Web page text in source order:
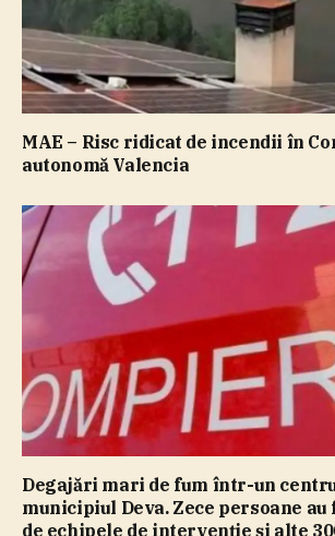
MAE – Risc ridicat de incendii în
autonomă Valencia
Degajări mari de fum într-un
municipiul Deva. Zece persoane au
de echipele de intervenţie şi alte